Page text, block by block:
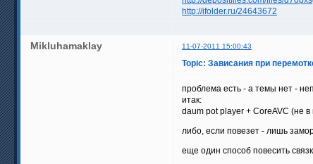
http://ifolder.ru/24643672
Mikluhamaklay 11-07-2011 15:00:43
Topic: Зависания при
проблема есть - а темы нет -
итак:
daum pot player + CoreAVC (не в
либо, если повезет - лишь
еще один способ повесить